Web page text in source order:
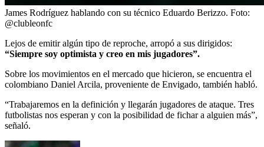
James Rodríguez hablando con su técnico Eduardo Berizzo. Foto:
@clubleonfc
Lejos de emitir algún tipo de reproche, arropó a sus dirigidos:
“Siempre soy optimista y creo en mis jugadores”.
Sobre los movimientos en el mercado que hicieron, se encuentra el
colombiano Daniel Arcila, proveniente de Envigado, también habló.
“Trabajaremos en la definición y llegarán jugadores de ataque. Tres
futbolistas nos esperan y con la posibilidad de fichar a alguien más”,
señaló.